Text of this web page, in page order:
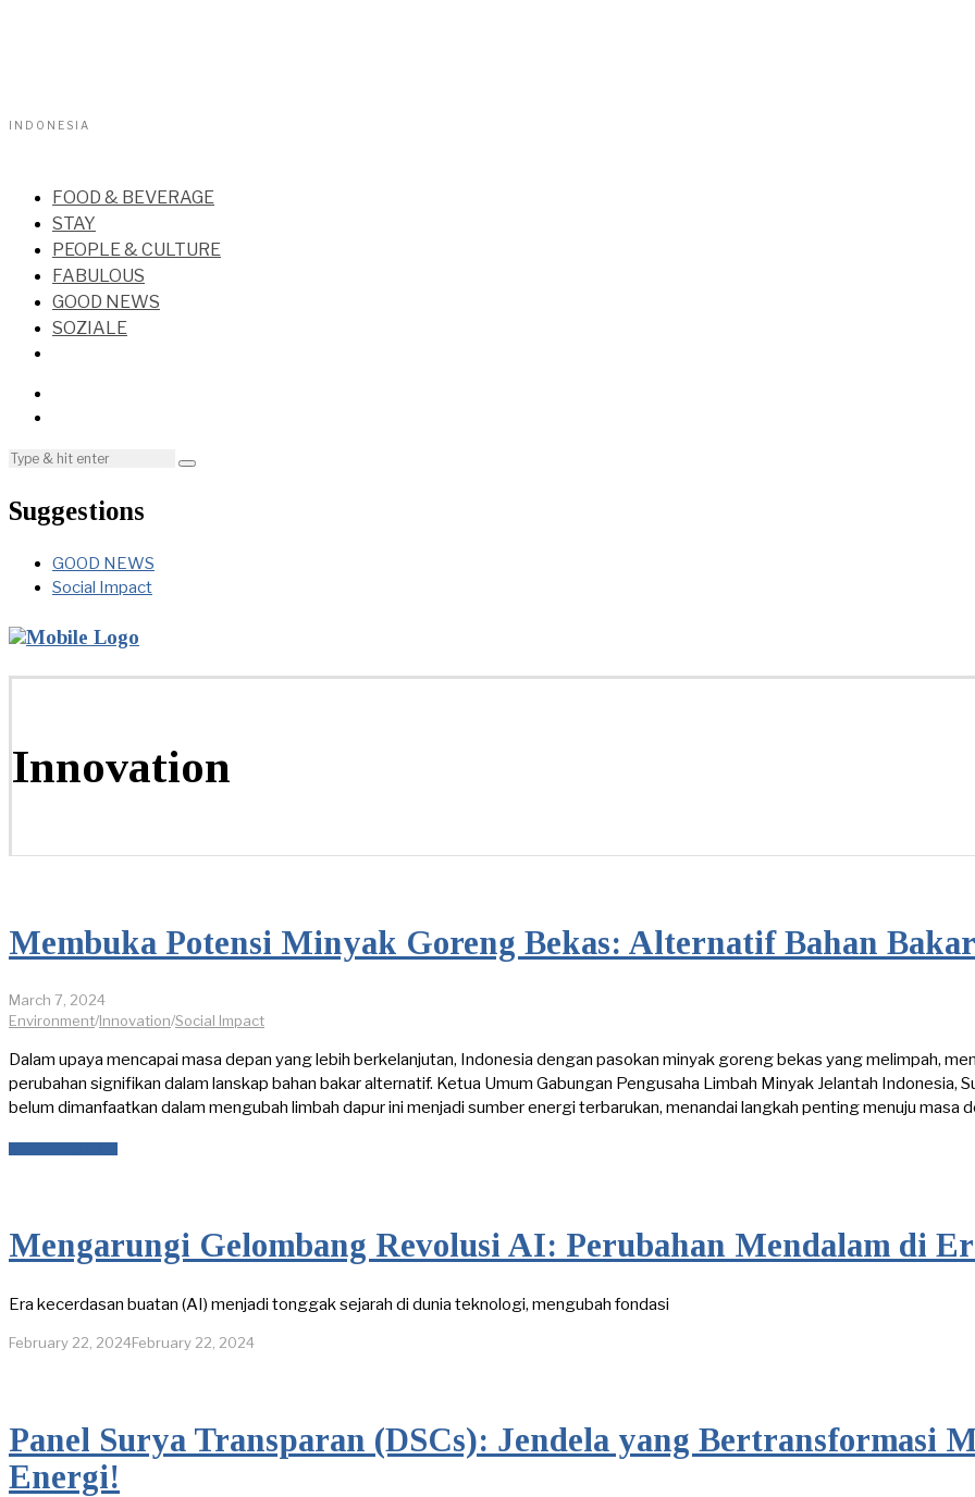
INDONESIA
FOOD & BEVERAGE
STAY
PEOPLE & CULTURE
FABULOUS
GOOD NEWS
SOZIALE
Suggestions
GOOD NEWS
Social Impact
Innovation
Membuka Potensi Minyak Goreng Bekas: Alternatif Bahan
March 7, 2024
Environment/Innovation/Social Impact
Dalam upaya mencapai masa depan yang lebih berkelanjutan, Indonesia dengan pasokan minyak goreng bekas yang melimpah,
perubahan signifikan dalam lanskap bahan bakar alternatif. Ketua Umum Gabungan Pengusaha Limbah Minyak Jelantah Indonesia,
belum dimanfaatkan dalam mengubah limbah dapur ini menjadi sumber energi terbarukan, menandai langkah penting menuju masa
Mengarungi Gelombang Revolusi AI: Perubahan Mendalam di
Era kecerdasan buatan (AI) menjadi tonggak sejarah di dunia teknologi, mengubah fondasi
February 22, 2024February 22, 2024
Panel Surya Transparan (DSCs): Jendela yang Bertransformasi
Energi!